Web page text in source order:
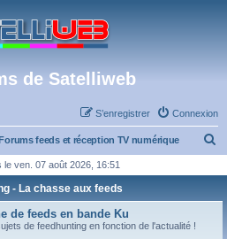
de Satelliweb
Connexion
S’enregistrer
feeds et réception TV numérique
h
le ven. 07 août 2026, 16:51
- La chasse aux feeds
de feeds en bande Ku
de feedhunting en fonction de l'actualité !